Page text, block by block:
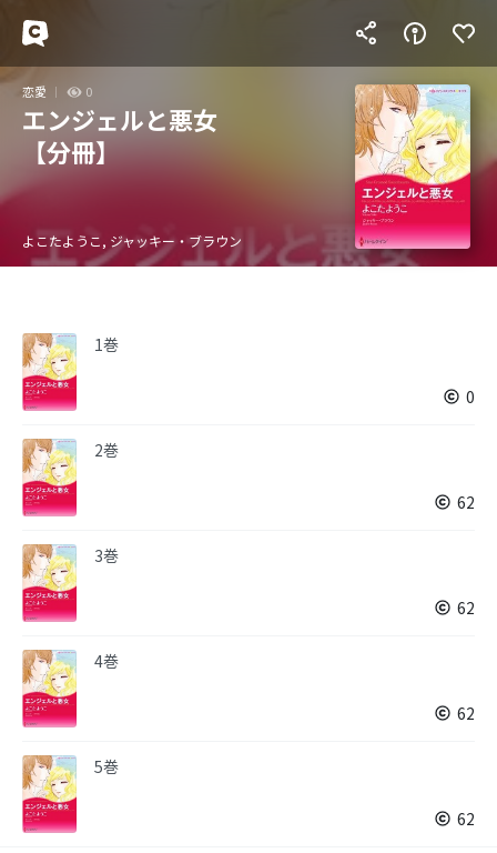
恋愛 0
エンジェルと悪女
【分冊】
よこたようこ, ジャッキー・ブラウン
1巻
0
2巻
62
3巻
62
4巻
62
5巻
62